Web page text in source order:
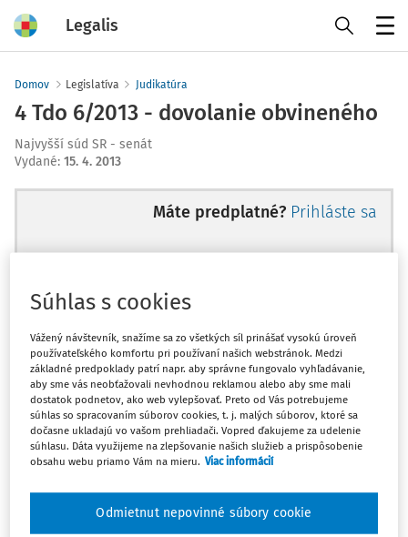
Legalis
Domov Legislatíva Judikatúra
4 Tdo 6/2013 - dovolanie obvineného
Najvyšší súd SR - senát
Vydané: 15. 4. 2013
Máte predplatné? Prihláste sa
Ups, zatiaľ ste si prečítali len
začiatok...
Celý odborný obsah z tejto oblasti je
dostupný predplatiteľom portálu.
obsahu a získajte prístup na 10 dní
zdarma, stačí sa len zaregistrovať.
Súhlas s cookies
Vážený návštevník, snažíme sa zo všetkých síl prinášať vysokú úroveň
používateľského komfortu pri používaní našich webstránok. Medzi
základné predpoklady patrí napr. aby správne fungovalo vyhľadávanie,
aby sme vás neobťažovali nevhodnou reklamou alebo aby sme mali
dostatok podnetov, ako web vylepšovať. Preto od Vás potrebujeme
súhlas so spracovaním súborov cookies, t. j. malých súborov, ktoré sa
dočasne ukladajú vo vašom prehliadači. Vopred ďakujeme za udelenie
súhlasu. Dáta využijeme na zlepšovanie našich služieb a prispôsobenie
obsahu webu priamo Vám na mieru. Viac informácií
Odmietnut nepovinné súbory cookie